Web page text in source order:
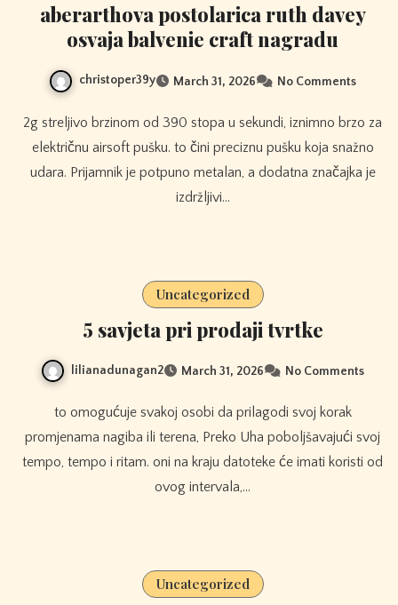
aberarthova postolarica ruth davey
osvaja balvenie craft nagradu
christoper39y March 31, 2026 No Comments
2g streljivo brzinom od 390 stopa u sekundi, iznimno brzo za
električnu airsoft pušku. to čini preciznu pušku koja snažno
udara. Prijamnik je potpuno metalan, a dodatna značajka je
izdržljivi…
Uncategorized
5 savjeta pri prodaji tvrtke
lilianadunagan2 March 31, 2026 No Comments
to omogućuje svakoj osobi da prilagodi svoj korak
promjenama nagiba ili terena, Preko Uha poboljšavajući svoj
tempo, tempo i ritam. oni na kraju datoteke će imati koristi od
ovog intervala,…
Uncategorized